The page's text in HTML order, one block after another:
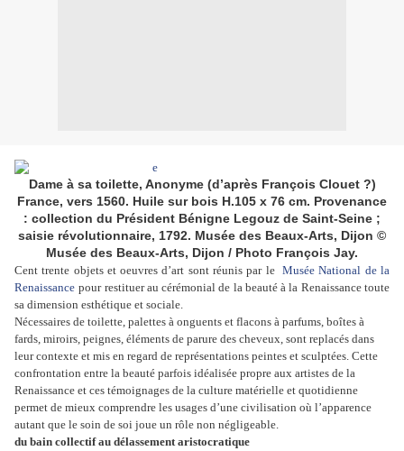
Dame à sa toilette, Anonyme (d’après François Clouet ?)
France, vers 1560. Huile sur bois H.105 x 76 cm. Provenance
: collection du Président Bénigne Legouz de Saint-Seine ;
saisie révolutionnaire, 1792. Musée des Beaux-Arts, Dijon ©
Musée des Beaux-Arts, Dijon / Photo François Jay.
Cent trente objets et oeuvres d’art sont réunis par leMusée National de la
Renaissance pour restituer au cérémonial de la beauté à la Renaissance toute
sa dimension esthétique et sociale.
Nécessaires de toilette, palettes à onguents et flacons à parfums, boîtes à
fards, miroirs, peignes, éléments de parure des cheveux, sont replacés dans
leur contexte et mis en regard de représentations peintes et sculptées. Cette
confrontation entre la beauté parfois idéalisée propre aux artistes de la
Renaissance et ces témoignages de la culture matérielle et quotidienne
permet de mieux comprendre les usages d’une civilisation où l’apparence
autant que le soin de soi joue un rôle non négligeable.
du bain collectif au délassement aristocratique